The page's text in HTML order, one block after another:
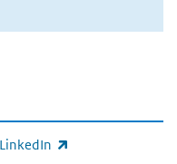
LinkedIn
link)